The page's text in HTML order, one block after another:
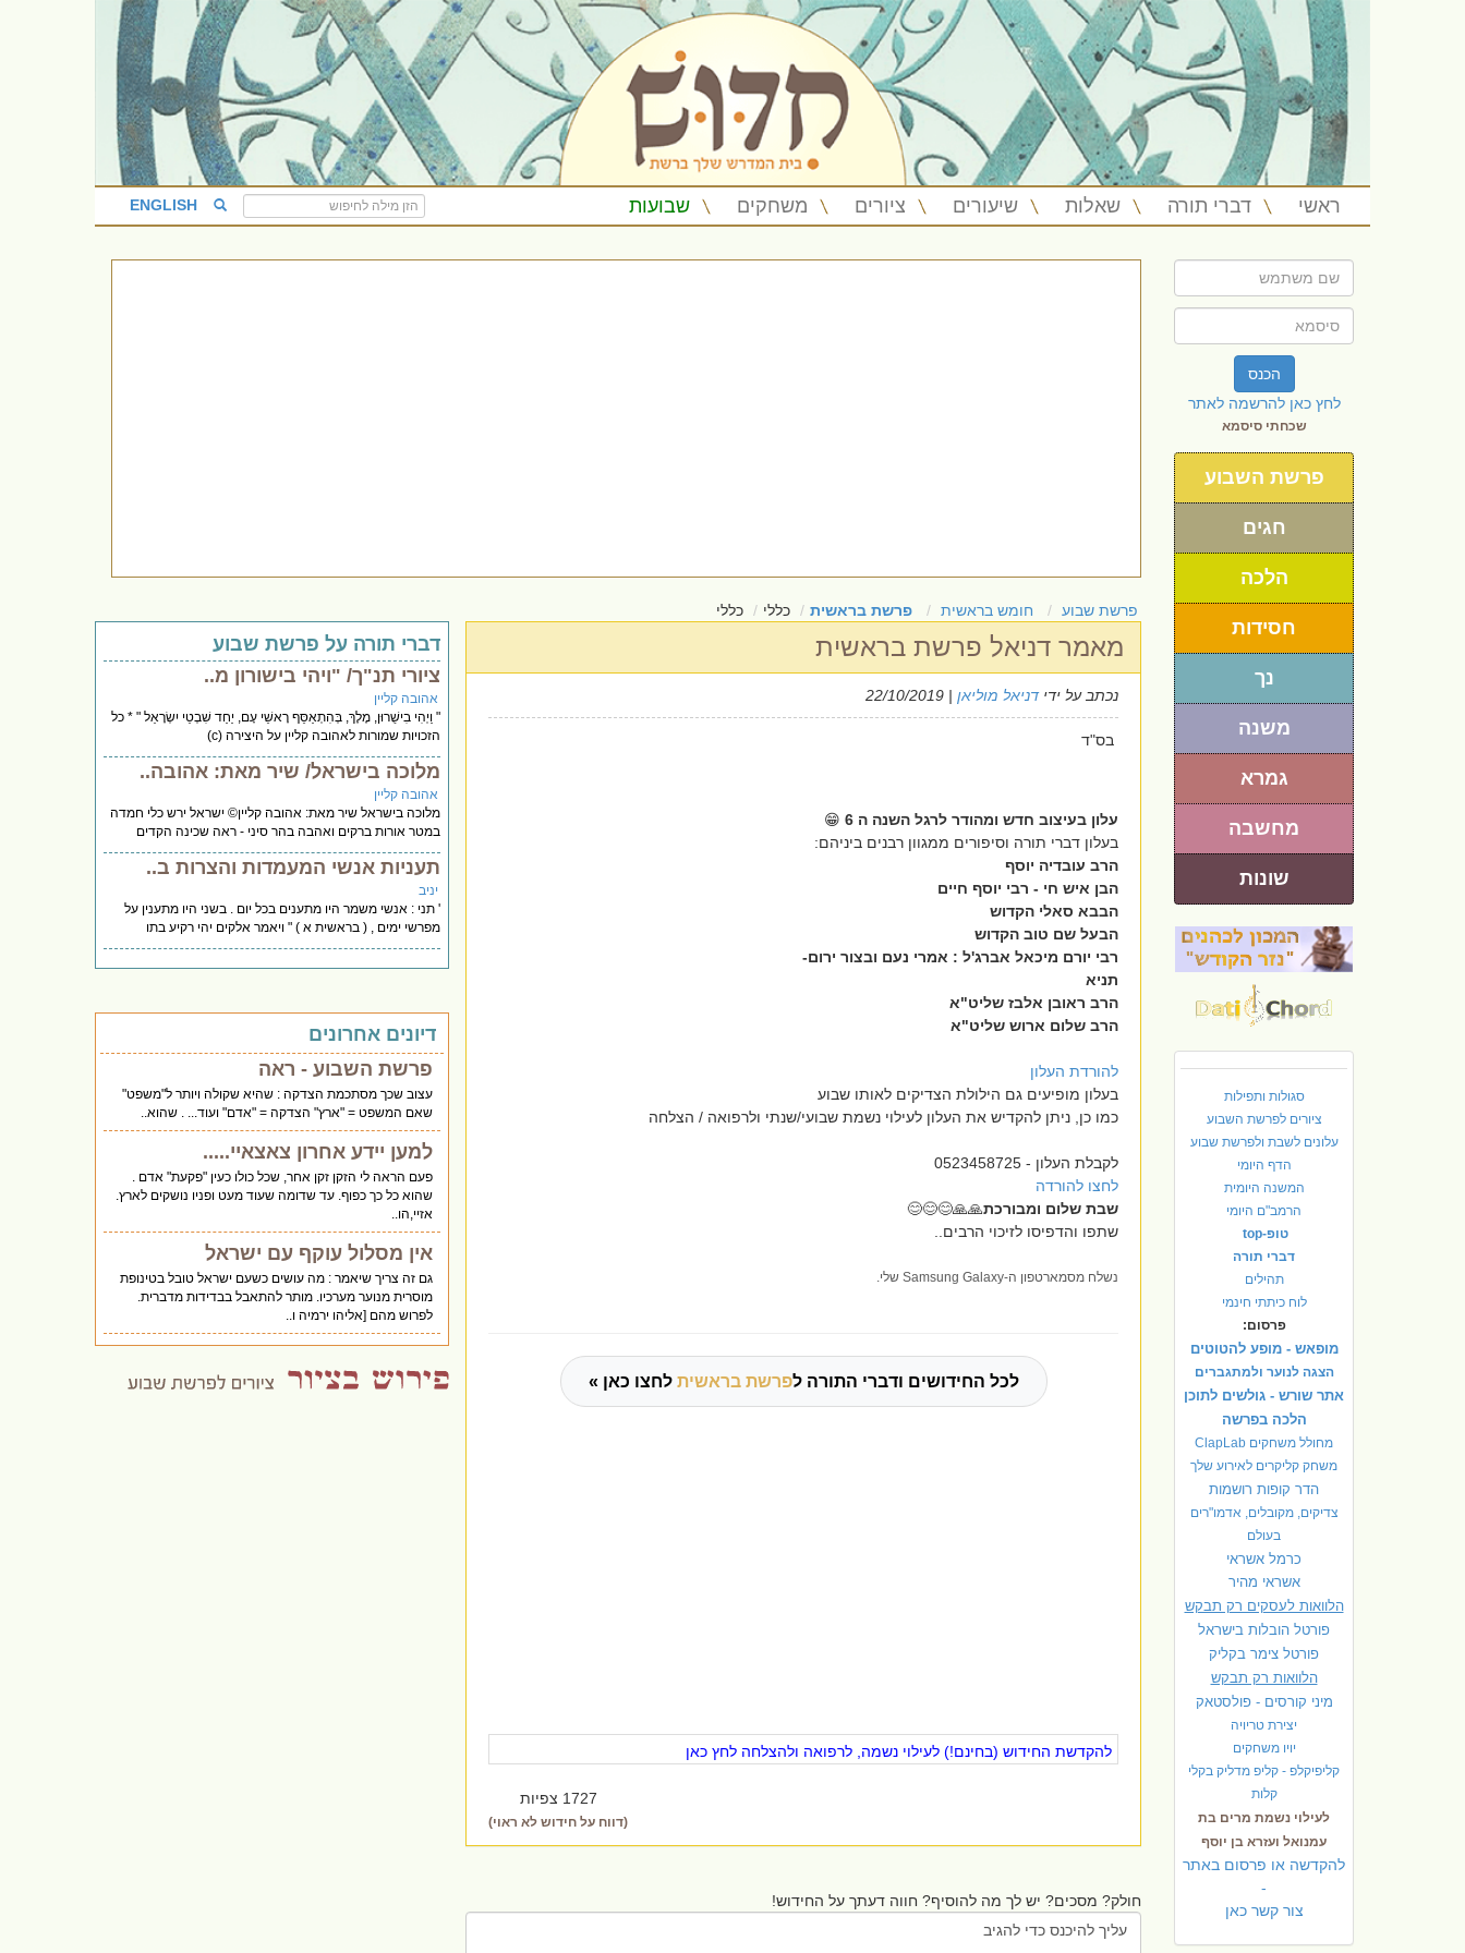
ראשי דברי תורה שאלות שיעורים ציורים משחקים שבועות ENGLISH
הכנס
לחץ כאן להרשמה לאתר
שכחתי סיסמא
פרשת השבוע
חגים
הלכה
חסידות
נך
משנה
גמרא
מחשבה
שונות
סגולות ותפילות
ציורים לפרשת השבוע
עלונים לשבת ולפרשת שבוע
הדף היומי
המשנה היומית
הרמב"ם היומי
טופ-top
דברי תורה
תהילים
לוח כיתתי חינמי
פרסום:
מופאש - מופע להטוטים
הצגה לנוער ולמתגברים
אתר שורש - גולשים לתוכן
הלכה בפרשה
מחולל משחקים ClapLab
משחק קליקרים לאירוע שלך
הדר קופות רושמות
צדיקים, מקובלים, אדמו"רים
בעולם
כרמל אשראי
אשראי מהיר
הלוואות לעסקים רק תבקש
פורטל הובלות בישראל
פורטל צימר בקליק
הלוואות רק תבקש
מיני קורסים - פולסטאק
יצירת טריויה
יויו משחקים
קליפיקלפ - קליפ מדליק בקלי
קלות
לעילוי נשמת מרים בת
עמנואל ועזרא בן יוסף
להקדשה או פרסום באתר
-
צור קשר כאן
פרשת שבוע חומש בראשית פרשת בראשית כללי כללי
מאמר דניאל פרשת בראשית
נכתב על ידידניאל מוליאן | 22/10/2019
בס"ד
עלון בעיצוב חדש ומהודר לרגל השנה ה 6
😁
בעלון דברי תורה וסיפורים ממגוון רבנים ביניהם:
הרב עובדיה יוסף
הבן איש חי - רבי יוסף חיים
הבבא סאלי הקדוש
הבעל שם טוב הקדוש
רבי יורם מיכאל אברג'ל : אמרי נעם ובצור ירום-
תניא
הרב ראובן אלבז שליט"א
הרב שלום ארוש שליט"א
להורדת העלון
בעלון מופיעים גם הילולת הצדיקים לאותו שבוע
כמו כן, ניתן להקדיש את העלון לעילוי נשמת שבועי/שנתי ולרפואה / הצלחה
לקבלת העלון - 0523458725
לחצו להורדה
שבת שלום ומבורכת🙏🙏😊😊😊
שתפו והדפיסו לזיכוי הרבים..
נשלח מסמארטפון ה-Samsung Galaxy שלי.
לכל החידושים ודברי התורה לפרשת בראשית לחצו כאן »
להקדשת החידוש (בחינם!) לעילוי נשמה, לרפואה ולהצלחה לחץ כאן
1727 צפיות
(דווח על חידוש לא ראוי)
חולק? מסכים? יש לך מה להוסיף? חווה דעתך על החידוש!
דברי תורה על פרשת שבוע
ציורי תנ"ך/ "ויהי בישורון מ..
אהובה קליין
" וַיְהִי בִישֻׁרוּן, מֶלֶךְ, בְּהִתְאַסֵּף רָאשֵׁי עָם, יַחַד שִׁבְטֵי יִשְׂרָאֵל " * כל
הזכויות שמורות לאהובה קליין על היצירה (c)
מלוכה בישראל/ שיר מאת: אהובה..
אהובה קליין
מלוכה בישראל שיר מאת: אהובה קליין© ישראל ירש כלי חמדה
במטר אורות ברקים ואהבה בהר סיני - ראה שכינה הקדים
תעניות אנשי המעמדות והצרות ב..
יניב
' תני : אנשי משמר היו מתענים בכל יום . בשני היו מתענין על
מפרשי ימים , ( בראשית א ) " ויאמר אלקים יהי רקיע בתו
דיונים אחרונים
פרשת השבוע - ראה
עצוב שכך מסתכמת הצדקה : שהיא שקולה ויותר ל"משפט"
שאם המשפט = "ארץ" הצדקה = "אדם" ועוד... . שהוא..
למען יידע אחרון צאצאיי.....
פעם הראה לי הזקן זקן אחר, שכל כולו כעין "פקעת" אדם .
שהוא כל כך כפוף. עד שדומה שעוד מעט ופניו נושקים לארץ.
אזיי,הו..
אין מסלול עוקף עם ישראל
גם זה צריך שיאמר : מה עושים כשעם ישראל טובל בטינופת
מוסרית מנוער מערכיו. מותר להתאבל בבדידות מדברית.
לפרוש מהם [אליהו ירמיה ו..